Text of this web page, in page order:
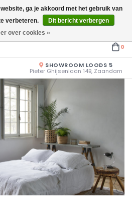
10.00u - 17.00u of op afspraak!
0
SHOWROOM LOODS 5
Pieter Ghijsenlaan 14B, Zaandam
ga je akkoord met het gebruik van
verbeteren.
Dit bericht verbergen
over cookies »